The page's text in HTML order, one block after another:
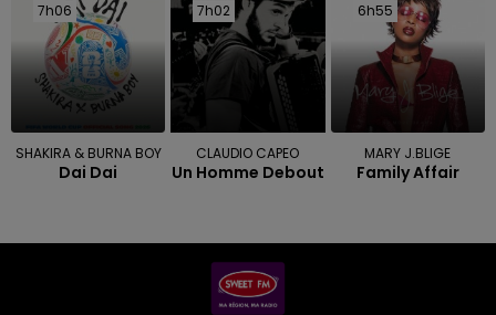
7h06
7h06
SHAKIRA & BURNA BOY
Dai Dai
7h02
7h02
CLAUDIO CAPEO
Un Homme Debout
6h55
6h55
MARY J.BLIGE
Family Affair